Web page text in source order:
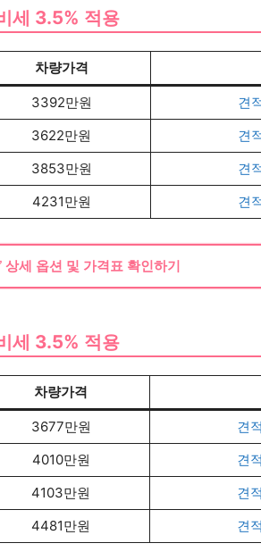
세 3.5% 적용
차량가격
3392만원
견
3622만원
견
3853만원
견
4231만원 견
상세 옵션 및 가격표 확인하기
세 3.5% 적용
차량가격
3677만원
견
4010만원
견
4103만원
견
4481만원 견